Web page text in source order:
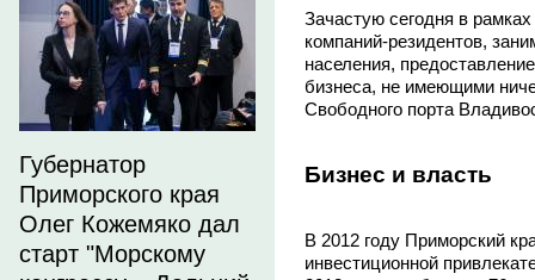
Губернатор
Приморского края
Олег Кожемяко дал
старт "Морскому
Зачастую сегодня в
компаний-резидентов,
населения,
бизнеса, не имеющими
Свободного порта
Бизнес и власть
В 2012 году Приморский
инвестиционной